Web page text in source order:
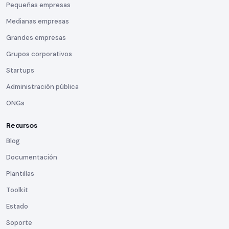
Pequeñas empresas
Medianas empresas
Grandes empresas
Grupos corporativos
Startups
Administración pública
ONGs
Recursos
Blog
Documentación
Plantillas
Toolkit
Estado
Soporte